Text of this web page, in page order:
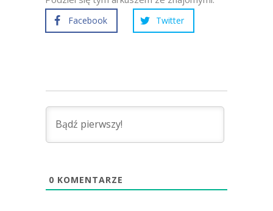
Facebook Twitter
0 KOMENTARZE